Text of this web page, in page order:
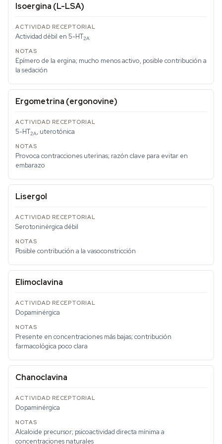
Isoergina (L-LSA)
Actividad débil en 5-HT2A
Epímero de la ergina; mucho menos activo, posible contribución a
la sedación
Ergometrina (ergonovine)
5-HT2A, uterotónica
Provoca contracciones uterinas; razón clave para evitar en
embarazo
Lisergol
Serotoninérgica débil
Posible contribución a la vasoconstricción
Elimoclavina
Dopaminérgica
Presente en concentraciones más bajas; contribución
farmacológica poco clara
Chanoclavina
Dopaminérgica
Alcaloide precursor; psicoactividad directa mínima a
concentraciones naturales